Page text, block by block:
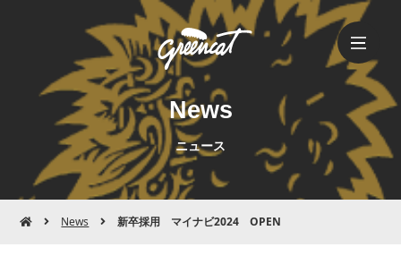
News
ニュース
News 新卒採用 マイナビ2024 OPEN